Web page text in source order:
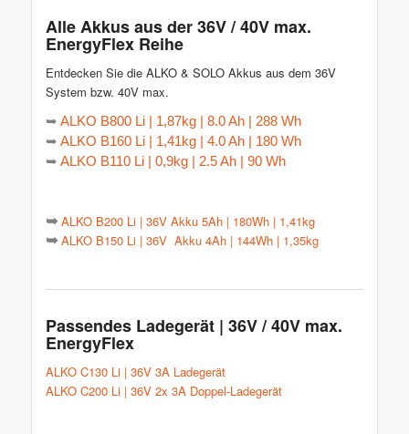
Alle Akkus aus der 36V / 40V max.
EnergyFlex Reihe
Entdecken Sie die ALKO & SOLO Akkus aus dem 36V
System bzw. 40V max.
➥ ALKO B800 Li | 1,87kg | 8.0 Ah | 288 Wh
➥ ALKO B160 Li | 1,41kg | 4.0 Ah | 180 Wh
➥ ALKO B110 Li | 0,9kg | 2.5 Ah | 90 Wh
➥ ALKO B200 Li | 36V Akku 5Ah | 180Wh | 1,41kg
➥ ALKO B150 Li | 36V Akku 4Ah | 144Wh | 1,35kg
Passendes Ladegerät | 36V / 40V max.
EnergyFlex
ALKO C130 Li | 36V 3A Ladegerät
ALKO C200 Li | 36V 2x 3A Doppel-Ladegerät